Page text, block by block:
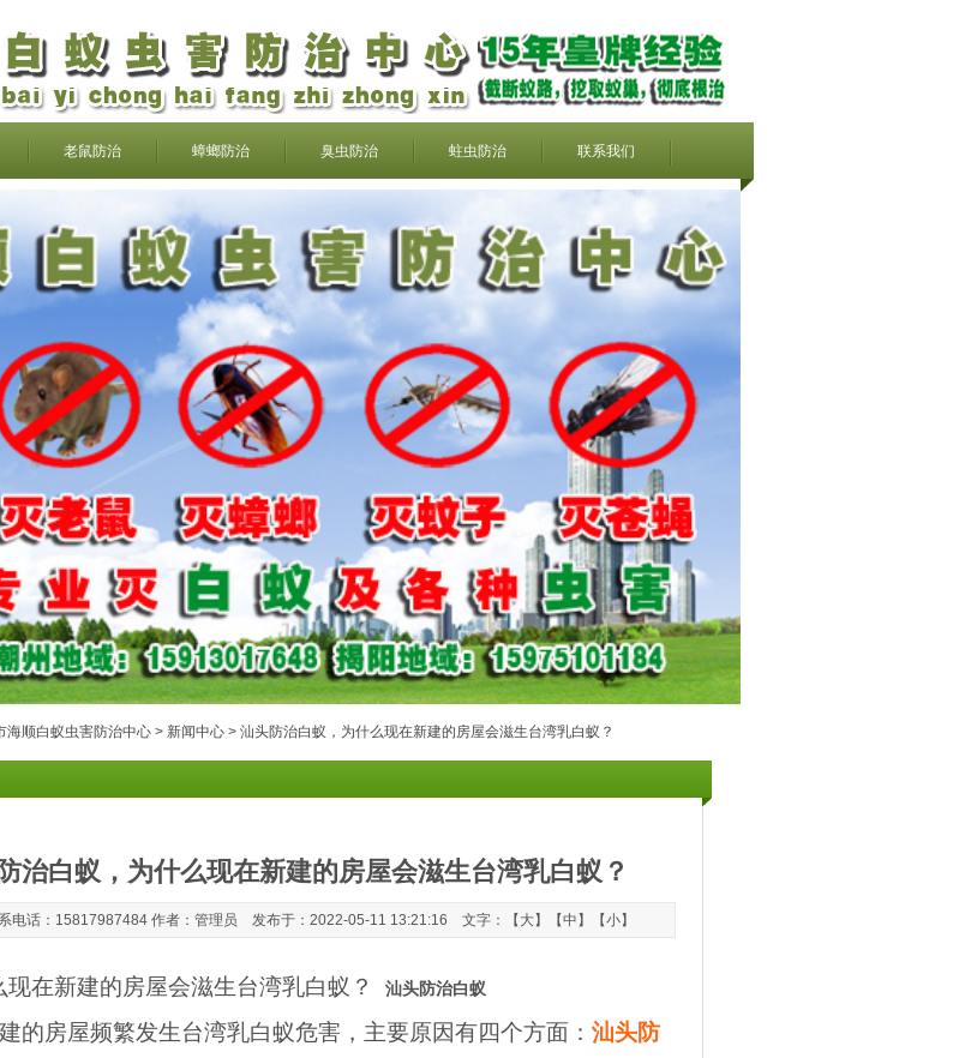
老鼠防治 蟑螂防治 臭虫防治 蛀虫防治 联系我们
海顺白蚁虫害防治中心 > 新闻中心 > 汕头防治白蚁，为什么现在新建的房屋会滋生台湾乳白蚁？
治白蚁，为什么现在新建的房屋会滋生台湾乳白蚁？
电话：15817987484 作者：管理员 发布于：2022-05-11 13:21:16 文字：【 大】【中 】【小】
现在新建的房屋会滋生台湾乳白蚁？汕头防治白蚁
的房屋频繁发生台湾乳白蚁危害，主要原因有四个方面： 汕头防